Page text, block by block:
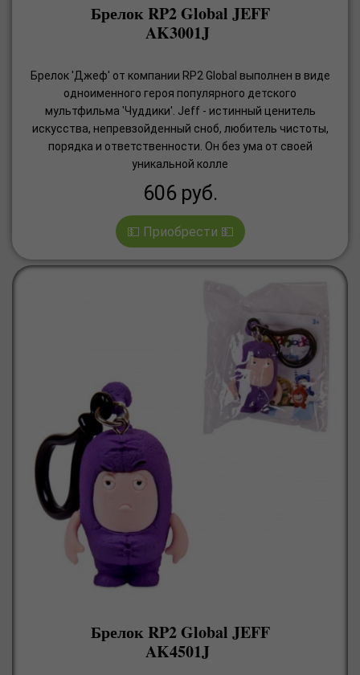
Брелок RP2 Global JEFF
AK3001J
Брелок 'Джеф' от компании RP2 Global выполнен в виде
одноименного героя популярного детского
мультфильма 'Чуддики'. Jeff - истинный ценитель
искусства, непревзойденный сноб, любитель чистоты,
порядка и ответственности. Он без ума от своей
уникальной колле
606 руб.
💵 Приобрести 💵
Брелок RP2 Global JEFF
AK4501J